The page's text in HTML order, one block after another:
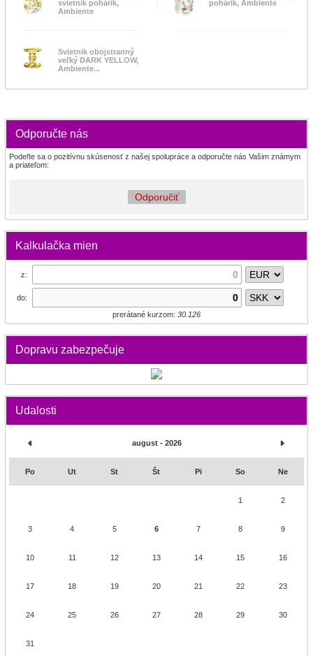
svietnik pohárik,
Ambiente
pohárik, Ambiente
Svietnik obojstranný
veľký DARK YELLOW,
Ambiente...
Odporučte nás
Podeľte sa o pozitívnu skúsenosť z našej spolupráce a odporučte nás Vašim známym
a priateľom:
Odporučiť
Kalkulačka mien
z:
do:
prerátané kurzom: 30.126
Dopravu zabezpečuje
Udalosti
august - 2026
Po Ut St Št Pi So Ne
1 2
3 4 5 6 7 8 9
10 11 12 13 14 15 16
17 18 19 20 21 22 23
24 25 26 27 28 29 30
31